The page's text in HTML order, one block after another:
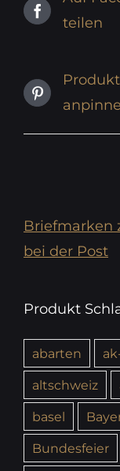
teilen
Produkt
Briefmarken
bei der Post
Produkt
abarten
altschweiz
basel
Bundesfeier